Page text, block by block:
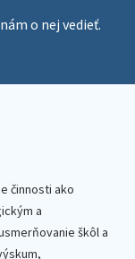
o nej vedieť.
činnosti ako
a
škôl a